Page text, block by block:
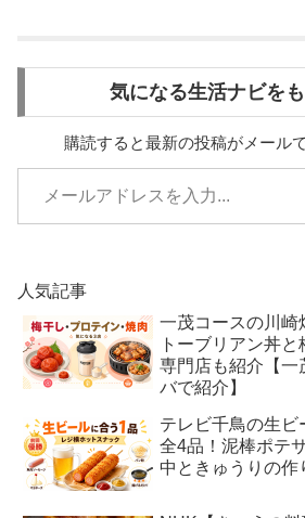
気になる生活ナビを
購読すると最新の投稿がメール
人気記事
一茂コースの川崎
トーブリアン丼
専門店も紹介【一
バで紹介】
テレビ千鳥の生
全4品！泥棒ポテ
中ときゅうりの作